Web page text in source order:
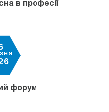
в професії
форум